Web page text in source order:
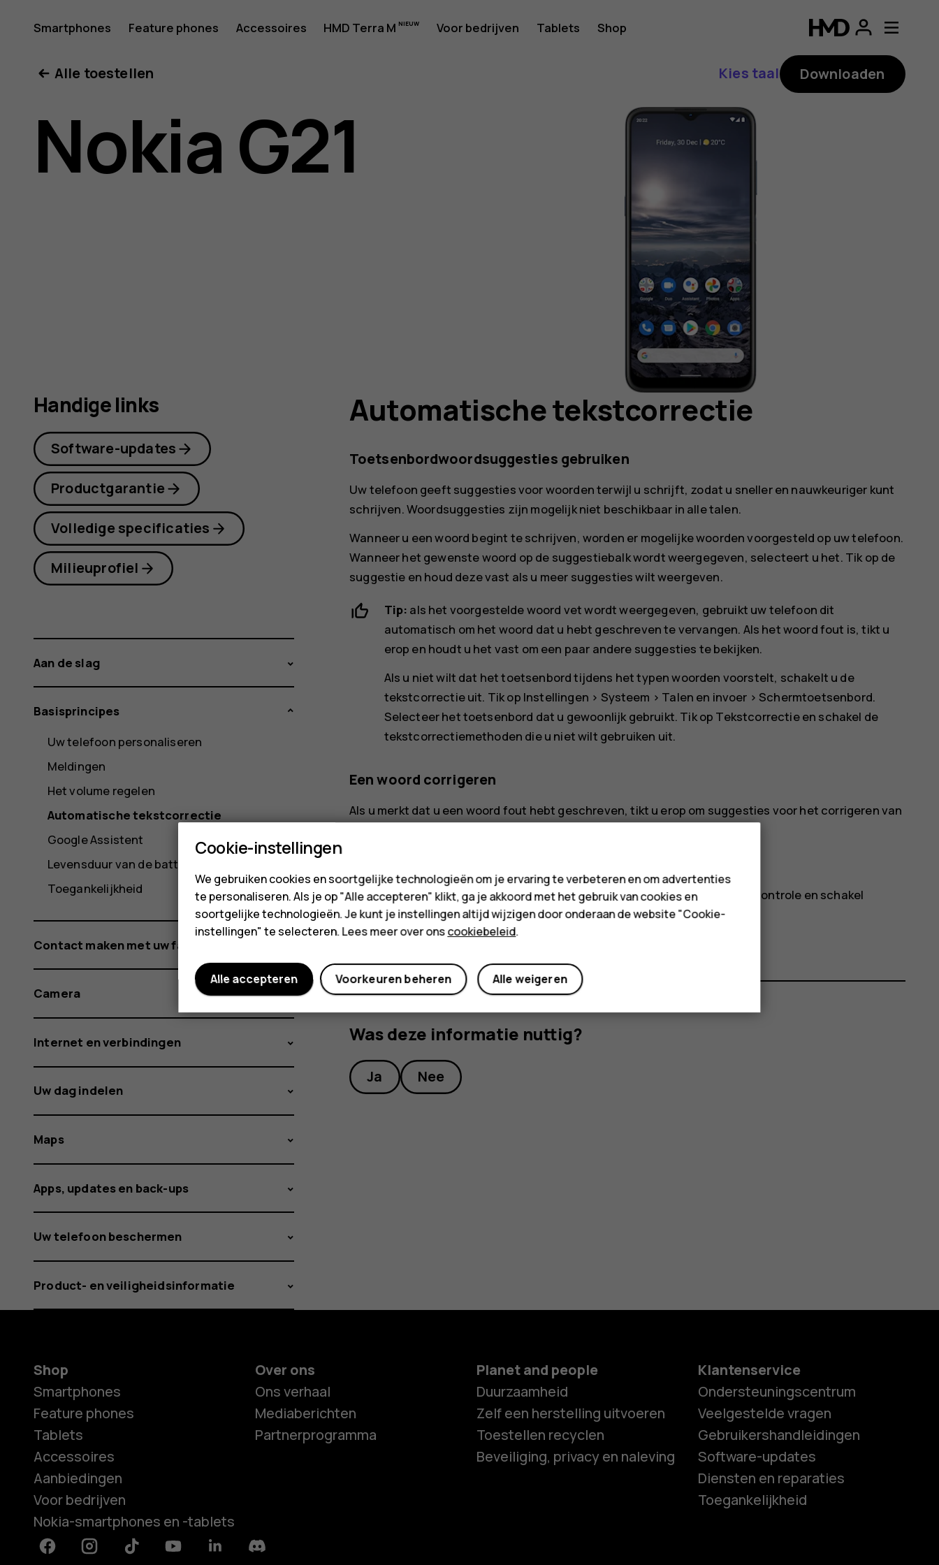
Gebruikershandleiding
voor
Nokia
Smartphones Feature phones Accessoires HMD Terra M Voor bedrijven Tablets Shop
Smartphones
Alle toestellen
Kies taal Downloaden
Nokia G21
Automatische tekstcorrectie
Toetsenbordwoordsuggesties gebruiken
Uw telefoon geeft suggesties voor woorden terwijl u schrijft, zodat u sneller en nauwkeuriger kunt
schrijven. Woordsuggesties zijn mogelijk niet beschikbaar in alle talen.
Wanneer u een woord begint te schrijven, worden er mogelijke woorden voorgesteld op uw telefoon.
Wanneer het gewenste woord op de suggestiebalk wordt weergegeven, selecteert u het. Tik op de
suggestie en houd deze vast als u meer suggesties wilt weergeven.
Tip: als het voorgestelde woord vet wordt weergegeven, gebruikt uw telefoon dit
automatisch om het woord dat u hebt geschreven te vervangen. Als het woord fout is, tikt u
erop en houdt u het vast om een paar andere suggesties te bekijken.
Als u niet wilt dat het toetsenbord tijdens het typen woorden voorstelt, schakelt u de
tekstcorrectie uit. Tik op Instellingen > Systeem > Talen en invoer > Schermtoetsenbord.
Selecteer het toetsenbord dat u gewoonlijk gebruikt. Tik op Tekstcorrectieen schakel de
tekstcorrectiemethoden die u niet wilt gebruiken uit.
Een woord corrigeren
Als u merkt dat u een woord fout hebt geschreven, tikt u erop om suggesties voor het corrigeren van
Tik opInstellingen>Systeem>Talen en invoer>Geavanceerd> Spellingcontrole en schakel
Spellingcontrole gebruikenuit.
Was deze informatie nuttig?
Ja Nee
Handige links
Software-updates
Productgarantie
Volledige specificaties
Milieuprofiel
Aan de slag
Basisprincipes
Uw telefoon personaliseren
Meldingen
Het volume regelen
Automatische tekstcorrectie
Google Assistent
Levensduur van de batterij
Toegankelijkheid
Contact maken met uw familie en vrienden
Camera
Internet en verbindingen
Uw dag indelen
Maps
Apps, updates en back-ups
Uw telefoon beschermen
Product- en veiligheidsinformatie
Shop
Smartphones
Feature phones
Tablets
Accessoires
Aanbiedingen
Voor bedrijven
Nokia-smartphones en -tablets
Over ons
Ons verhaal
Mediaberichten
Partnerprogramma
Planet and people
Duurzaamheid
Zelf een herstelling uitvoeren
Toestellen recyclen
Beveiliging, privacy en naleving
Klantenservice
Ondersteuningscentrum
Veelgestelde vragen
Gebruikershandleidingen
Software-updates
Diensten en reparaties
Toegankelijkheid
FacebookInstagramTiktok YoutubeLinkedinDiscord
Cookie-instellingen
We gebruiken cookies en soortgelijke technologieën om je ervaring te verbeteren en om advertenties
te personaliseren. Als je op "Alle accepteren" klikt, ga je akkoord met het gebruik van cookies en
soortgelijke technologieën. Je kunt je instellingen altijd wijzigen door onderaan de website "Cookie-
instellingen" te selecteren. Lees meer over onscookiebeleid.
Alle weigeren
Voorkeuren beheren
Alle accepteren